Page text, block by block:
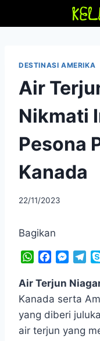
DESTINASI AMERIKA
Air
Nikmati
Pesona
Kanada
By
22/11/2023
Bagikan
W
a
t
A
p
c
e
b
o
o
M
s
s
e
n
g
l
e
g
r
a
Air Terjun
Kanada serta
yang diberi
air terjun yang